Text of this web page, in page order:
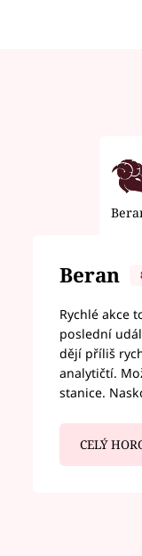
Beran
Rychlé akce
poslední
dějí příliš
analytičtí.
stanice.
CELÝ